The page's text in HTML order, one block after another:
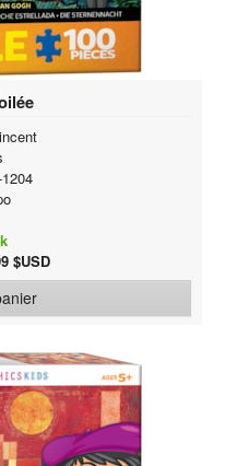
$USD